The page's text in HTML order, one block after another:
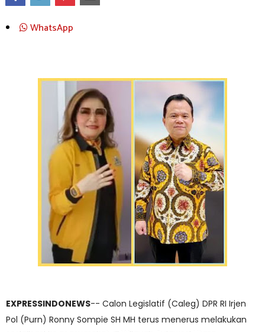
WhatsApp
EXPRESSINDONEWS-- Calon Legislatif (Caleg) DPR RI Irjen
Pol (Purn) Ronny Sompie SH MH terus menerus melakukan